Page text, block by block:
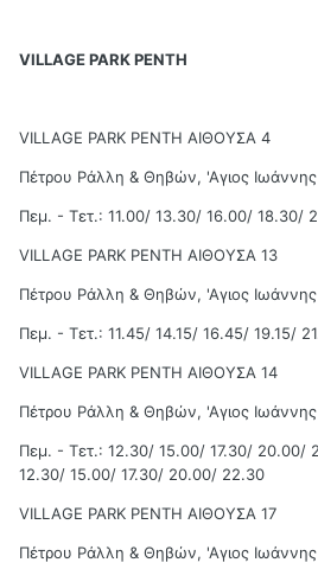
VILLAGE PARK ΡΕΝΤΗ
VILLAGE PARK ΡΕΝΤΗ ΑΙΘΟΥΣΑ 4
Πέτρου Ράλλη & Θηβών, 'Αγιος
Πεμ. - Τετ.: 11.00/ 13.30/ 16.00/ 18.30/
VILLAGE PARK ΡΕΝΤΗ ΑΙΘΟΥΣΑ 13
Πέτρου Ράλλη & Θηβών, 'Αγιος
Πεμ. - Τετ.: 11.45/ 14.15/ 16.45/ 19.15/
VILLAGE PARK ΡΕΝΤΗ ΑΙΘΟΥΣΑ 14
Πέτρου Ράλλη & Θηβών, 'Αγιος
Πεμ. - Τετ.: 12.30/ 15.00/ 17.30/ 20.00/
12.30/ 15.00/ 17.30/ 20.00/ 22.30
VILLAGE PARK ΡΕΝΤΗ ΑΙΘΟΥΣΑ 17
Πέτρου Ράλλη & Θηβών, 'Αγιος